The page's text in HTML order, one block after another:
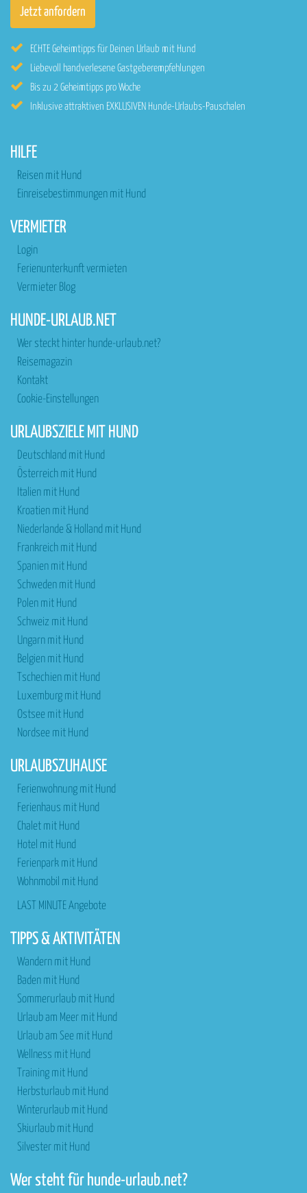
ECHTE Geheimtipps für Deinen Urlaub mit Hund
Liebevoll handverlesene Gastgeberempfehlungen
Bis zu 2 Geheimtipps pro Woche
Inklusive attraktiven EXKLUSIVEN Hunde-Urlaubs-Pauschalen
HILFE
Reisen mit Hund
Einreisebestimmungen mit Hund
VERMIETER
Login
Ferienunterkunft vermieten
Vermieter Blog
HUNDE-URLAUB.NET
Wer steckt hinter hunde-urlaub.net?
Reisemagazin
Kontakt
Cookie-Einstellungen
URLAUBSZIELE MIT HUND
Deutschland mit Hund
Österreich mit Hund
Italien mit Hund
Kroatien mit Hund
Niederlande & Holland mit Hund
Frankreich mit Hund
Spanien mit Hund
Schweden mit Hund
Polen mit Hund
Schweiz mit Hund
Ungarn mit Hund
Belgien mit Hund
Tschechien mit Hund
Luxemburg mit Hund
Ostsee mit Hund
Nordsee mit Hund
URLAUBSZUHAUSE
Ferienwohnung mit Hund
Ferienhaus mit Hund
Chalet mit Hund
Hotel mit Hund
Ferienpark mit Hund
Wohnmobil mit Hund
LAST MINUTE Angebote
TIPPS & AKTIVITÄTEN
Wandern mit Hund
Baden mit Hund
Sommerurlaub mit Hund
Urlaub am Meer mit Hund
Urlaub am See mit Hund
Wellness mit Hund
Training mit Hund
Herbsturlaub mit Hund
Winterurlaub mit Hund
Skiurlaub mit Hund
Silvester mit Hund
Wer steht für hunde-urlaub.net?